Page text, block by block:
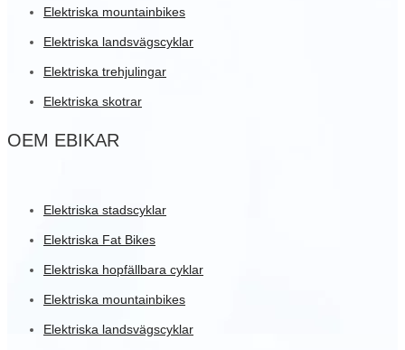
Elektriska mountainbikes
Elektriska landsvägscyklar
Elektriska trehjulingar
Elektriska skotrar
OEM EBIKAR
Elektriska stadscyklar
Elektriska Fat Bikes
Elektriska hopfällbara cyklar
Elektriska mountainbikes
Elektriska landsvägscyklar